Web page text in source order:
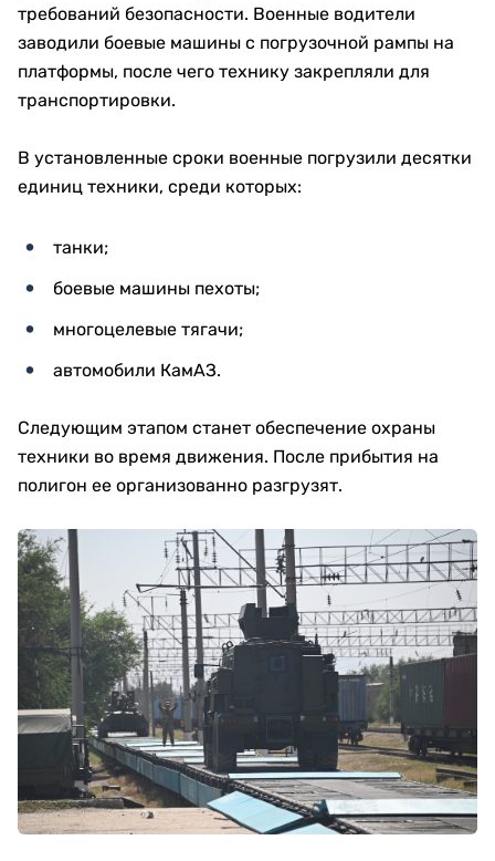
требований безопасности. Военные водители
заводили боевые машины с погрузочной рампы на
платформы, после чего технику закрепляли для
транспортировки.
В установленные сроки военные погрузили десятки
единиц техники, среди которых:
танки;
боевые машины пехоты;
многоцелевые тягачи;
автомобили КамАЗ.
Следующим этапом станет обеспечение охраны
техники во время движения. После прибытия на
полигон ее организованно разгрузят.